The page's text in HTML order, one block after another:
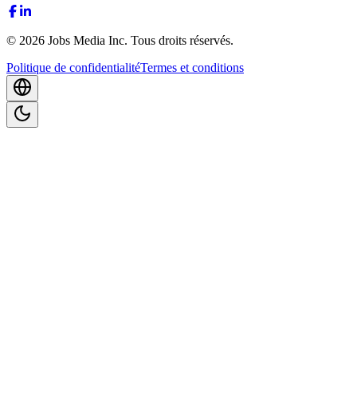
© 2026 Jobs Media Inc. Tous droits réservés.
Politique de confidentialitéTermes et conditions